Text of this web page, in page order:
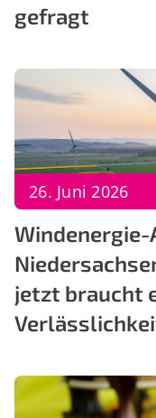
gefragt
26. Juni 2026
jetzt braucht